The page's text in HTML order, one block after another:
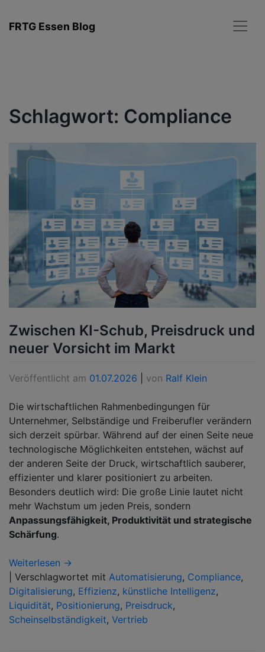
Inhalt
FRTG Essen Blog
Schlagwort: Compliance
Zwischen KI-Schub, Preisdruck und
neuer Vorsicht im Markt
Veröffentlicht am 01.07.2026 von Ralf Klein
Die wirtschaftlichen Rahmenbedingungen für
Unternehmer, Selbständige und Freiberufler verändern
sich derzeit spürbar. Während auf der einen Seite neue
technologische Möglichkeiten entstehen, wächst auf
der anderen Seite der Druck, wirtschaftlich sauberer,
effizienter und klarer positioniert zu arbeiten.
Besonders deutlich wird: Die große Linie lautet nicht
mehr Wachstum um jeden Preis, sondern
Anpassungsfähigkeit, Produktivität und strategische
Schärfung.
Weiterlesen →
Verschlagwortet mit Automatisierung, Compliance,
Digitalisierung, Effizienz, künstliche Intelligenz,
Liquidität, Positionierung, Preisdruck,
Scheinselbständigkeit, Vertrieb